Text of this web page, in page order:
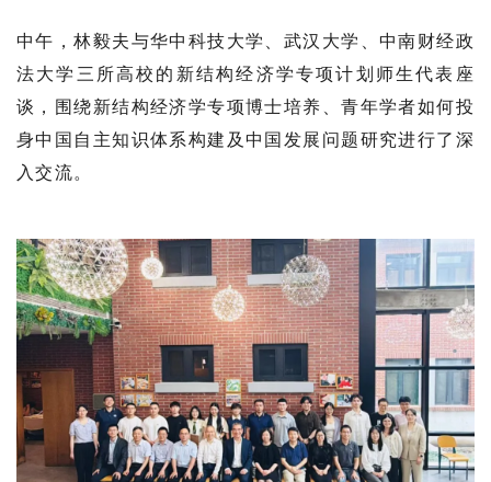
中午，林毅夫与华中科技大学、武汉大学、中南财经政
法大学三所高校的新结构经济学专项计划师生代表座
谈，围绕新结构经济学专项博士培养、青年学者如何投
身中国自主知识体系构建及中国发展问题研究进行了深
入交流。